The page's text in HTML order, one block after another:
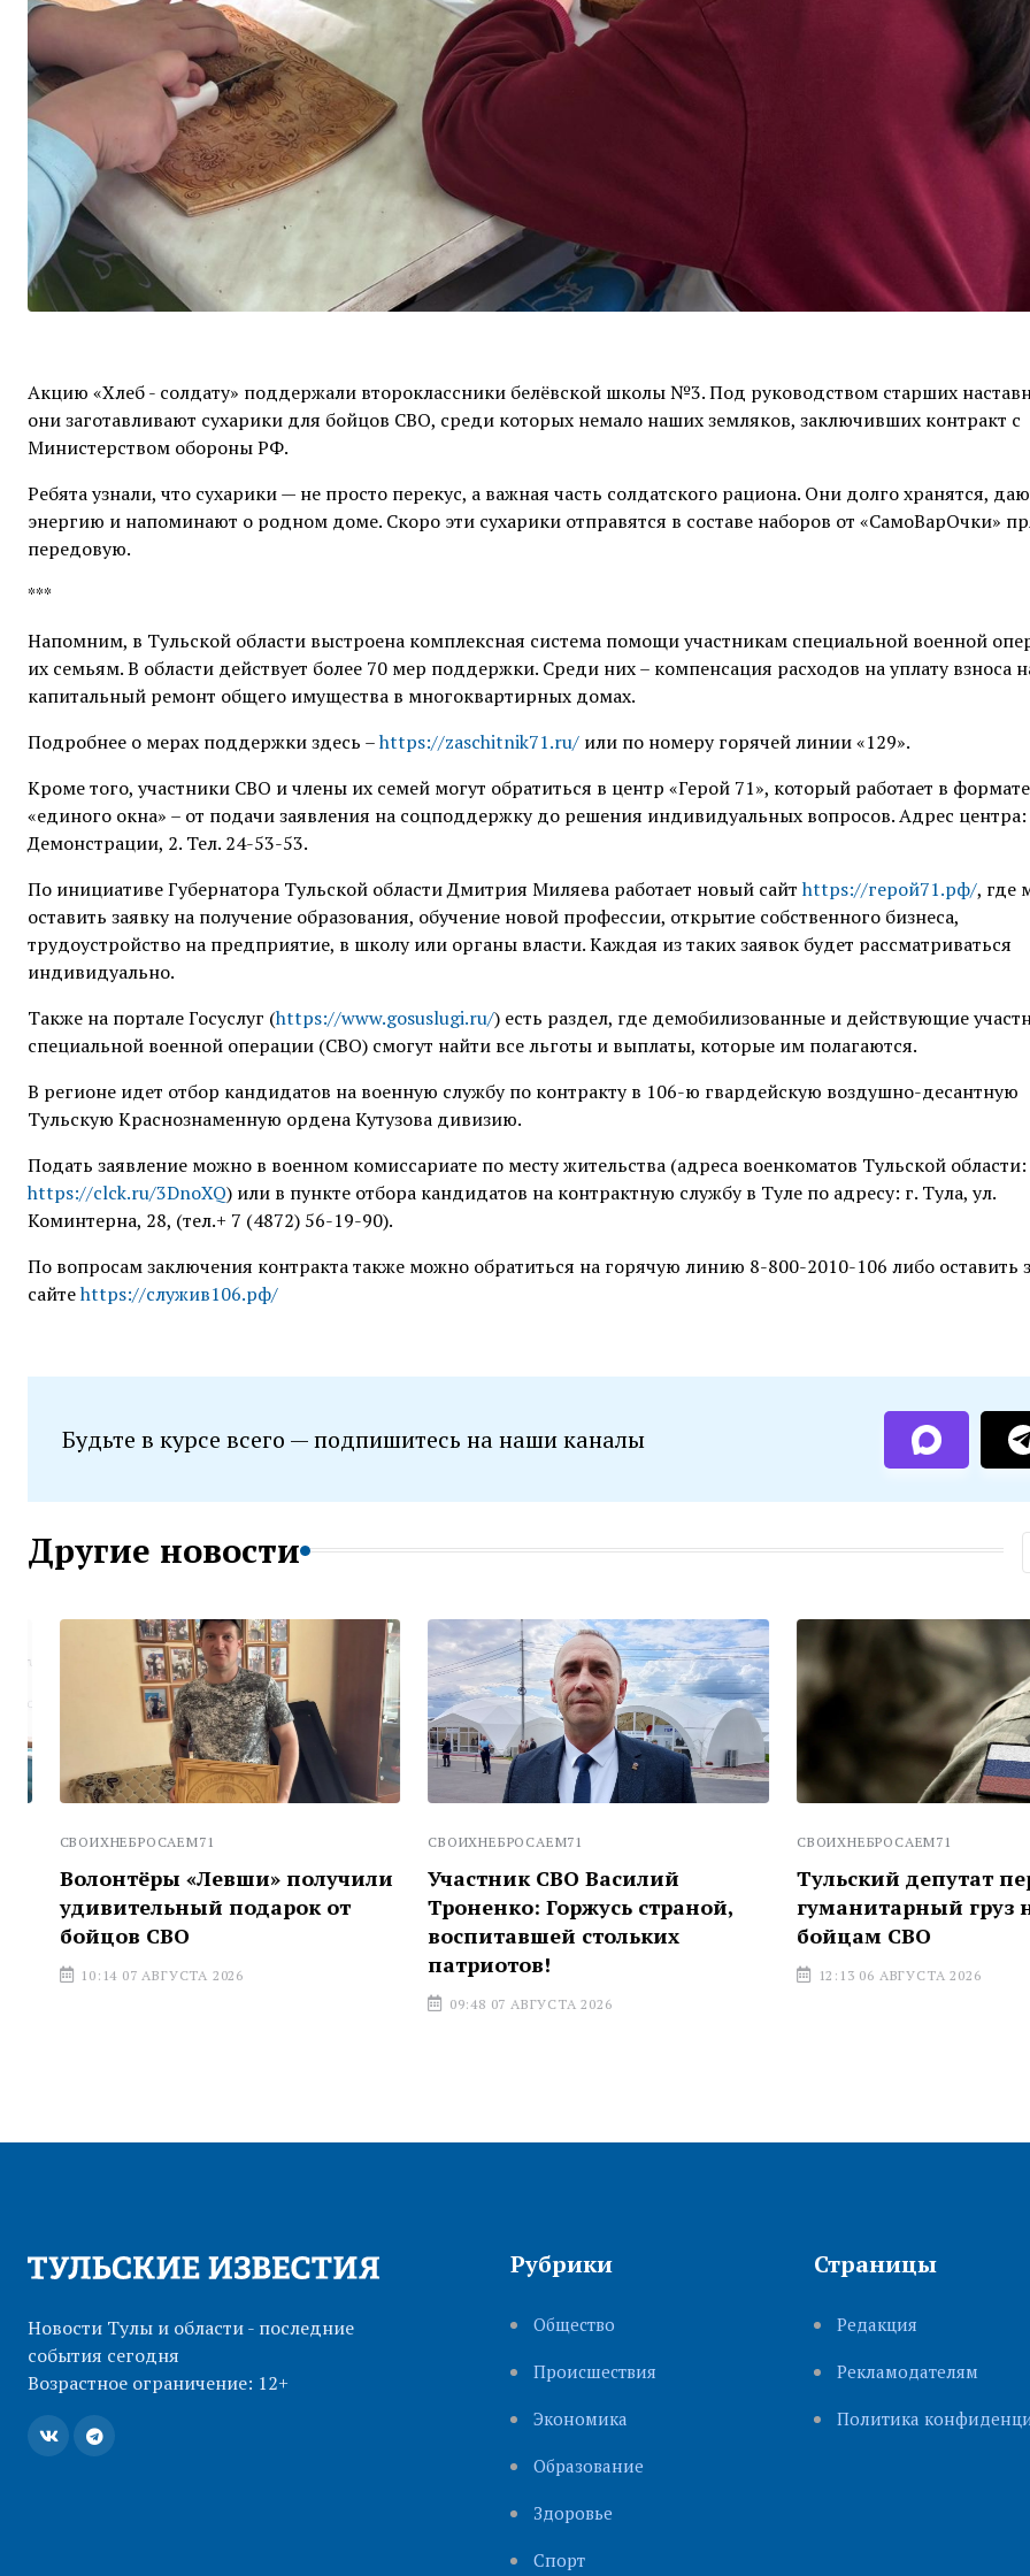
Акцию «Хлеб - солдату» поддержали второклассники белёвской школы №3.Под руководством старших
онизаготавливают сухарики для бойцов СВО, среди которых немало наших земляков, заключивших контракт с
Министерством обороны РФ.
Ребята узнали, что сухарики — не просто перекус, а важная часть солдатского рациона. Они долго хранятся,
энергию и напоминают о родном доме. Скоро эти сухарики отправятся в составе наборов от «СамоВарОчки»
передовую.
***
Напомним, в Тульской области выстроена комплексная система помощи участникам специальной военной
их семьям. В области действует более 70 мер поддержки. Среди них – компенсация расходов на уплату взноса
капитальный ремонт общего имущества в многоквартирных домах.
Подробнее о мерах поддержки здесь –https://zaschitnik71.ru/ или по номеру горячей линии «129».
Кроме того, участники СВО и члены их семей могут обратиться в центр «Герой 71», который работает в формате
«единого окна» – от подачи заявления на соцподдержку до решения индивидуальных вопросов. Адрес центра:
Демонстрации, 2. Тел. 24-53-53.
По инициативе Губернатора Тульской области Дмитрия Миляева работает новый сайтhttps://герой71.рф/, где
оставить заявку на получение образования, обучение новой профессии, открытие собственного бизнеса,
трудоустройство на предприятие, в школу или органы власти. Каждая из таких заявок будет рассматриваться
индивидуально.
Также на портале Госуслуг (https://www.gosuslugi.ru/) есть раздел, где демобилизованные и действующие
специальной военной операции (СВО) смогут найти все льготы и выплаты, которые им полагаются.
В регионе идет отбор кандидатов на военную службу по контракту в 106-ю гвардейскую воздушно-десантную
Тульскую Краснознаменную ордена Кутузова дивизию.
Подать заявление можно в военном комиссариате по месту жительства (адреса военкоматов Тульской области:
https://clck.ru/3DnoXQ) или в пункте отбора кандидатов на контрактную службу в Туле по адресу: г. Тула, ул.
Коминтерна, 28, (тел.+ 7 (4872) 56-19-90).
По вопросам заключения контракта также можно обратиться на горячую линию 8-800-2010-106 либо оставить
сайтеhttps://служив106.рф/
Будьте в курсе всего — подпишитесь на наши каналы
Другие новости
СВОИХНЕБРОСАЕМ71
Волонтёры «Левши» получили
удивительный подарок от
бойцов СВО
10:14 07 АВГУСТА 2026
СВОИХНЕБРОСАЕМ71
Участник СВО Василий
Троненко: Горжусь страной,
воспитавшей стольких
патриотов!
09:48 07 АВГУСТА 2026
СВОИХНЕБРОСАЕМ71
Тульский депутат
гуманитарный груз на
бойцам СВО
12:13 06 АВГУСТА 2026
Новости Тулы и области - последние
события сегодня
Возрастное ограничение: 12+
Рубрики
Общество
Происшествия
Экономика
Образование
Здоровье
Cпорт
Страницы
Редакция
Рекламодателям
Политика